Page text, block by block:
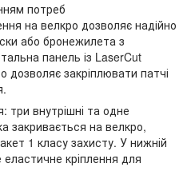
потреб
на велкро дозволяє надійно
або бронежилета з
панель із LaserCut
закріплювати патчі
три внутрішні та одне
закривається на велкро,
1 класу захисту. У нижній
кріплення для